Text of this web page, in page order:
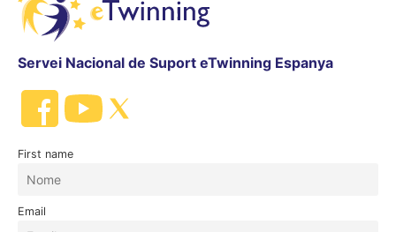
Servei Nacional de Suport eTwinning Espanya
First name
Email